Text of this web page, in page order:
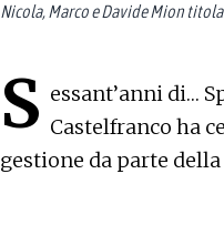
Nicola, Marco e Davide Mion
S essant’anni di…
Castelfranco ha
gestione da parte della